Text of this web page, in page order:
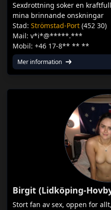
Sexdrottning soker en
mina brinnande onskningar
Stad: Strömstad-Port (452 30)
Mail: v*i*@*****.***
Mobil: +46 17-8** ** **
Mer information
Birgit (Lidköping-
Stort fan av sex, oppen for